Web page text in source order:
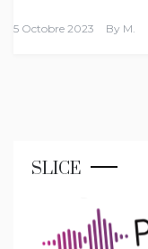
5 Octobre 2023 By M.
SLICE